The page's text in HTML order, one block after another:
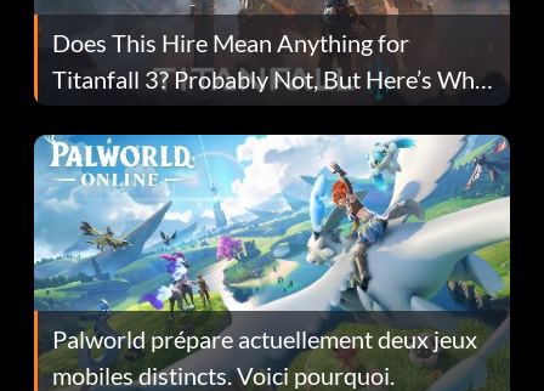
Does This Hire Mean Anything for
Titanfall 3? Probably Not, But Here’s Why
Fans Are Hopeful
Palworld prépare actuellement deux jeux
mobiles distincts. Voici pourquoi.